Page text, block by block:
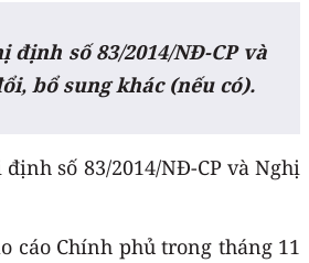
số 83/2014/NĐ-CP và
bổ sung khác (nếu có).
số 83/2014/NĐ-CP và Nghị
cáo Chính phủ trong tháng 11